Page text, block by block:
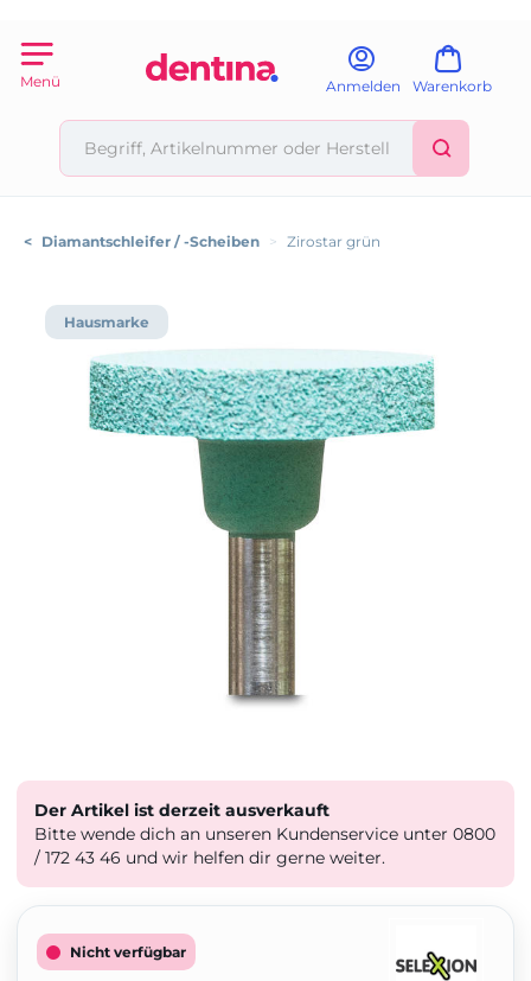
Menü Anmelden Warenkorb
< Diamantschleifer / -Scheiben > Zirostar grün
Hausmarke
Der Artikel ist derzeit ausverkauft
Bitte wende dich an unseren Kundenservice unter 0800
/ 172 43 46 und wir helfen dir gerne weiter.
Nicht verfügbar